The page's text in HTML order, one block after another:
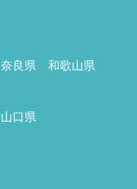
奈良県 和歌山県
山口県